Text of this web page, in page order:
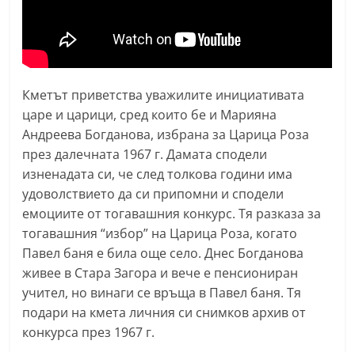
.
i
n
f
o
,
k
a
z
a
Кметът приветства уважилите инициативата
царе и царици, сред които бе и Марияна
Андреева Богданова, избрана за Царица Роза
през далечната 1967 г. Дамата сподели
изненадата си, че след толкова години има
удоволствието да си припомни и сподели
емоциите от тогавашния конкурс. Тя разказа за
тогавашния “избор” на Царица Роза, когато
Павел баня е била още село. Днес Богданова
живее в Стара Загора и вече е пенсиониран
учител, но винаги се връща в Павел баня. Тя
подари на кмета личния си снимков архив от
конкурса през 1967 г.